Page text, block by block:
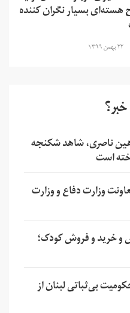
هسته‌ای بسیار نگران کننده
۲۲ بهمن ۱۳۹۹
ناصری، شاهد شکنجه
است
وزارت دفاع و وزارت
و خرید و فروش کودک؛
بی‌ثباتی لبنان از